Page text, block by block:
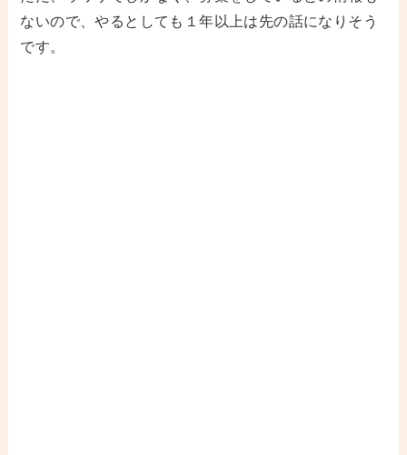
ないので、やるとしても１年以上は先の話になりそう
です。